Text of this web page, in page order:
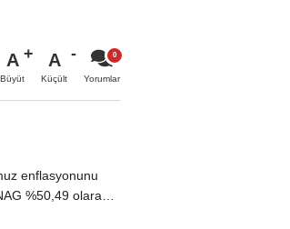
A
Büyüt
A
Küçült Yorumlar
enflasyonunu
%50,49 olarak